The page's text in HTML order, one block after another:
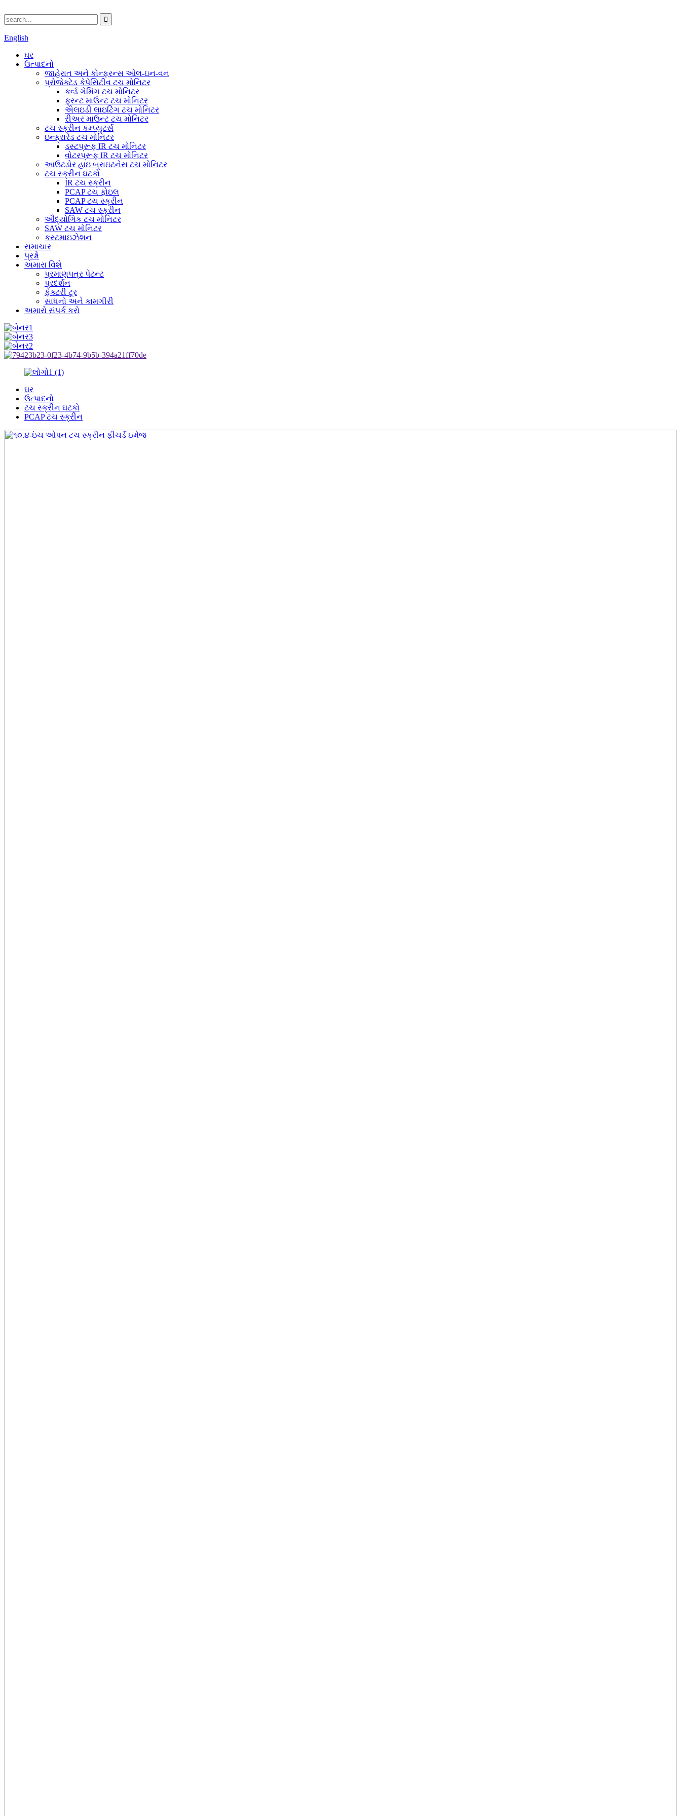
English
ઘર
ઉત્પાદનો
જાહેરાત અને કોન્ફરન્સ ઓલ-ઇન-વન
પ્રોજેક્ટેડ કેપેસિટીવ ટચ મોનિટર
કર્વ્ડ ગેમિંગ ટચ મોનિટર
ફ્રન્ટ માઉન્ટ ટચ મોનિટર
એલઇડી લાઇટિંગ ટચ મોનિટર
રીઅર માઉન્ટ ટચ મોનિટર
ટચ સ્ક્રીન કમ્પ્યુટર્સ
ઇન્ફ્રારેડ ટચ મોનિટર
ડસ્ટપ્રૂફ IR ટચ મોનિટર
વોટરપ્રૂફ IR ટચ મોનિટર
આઉટડોર હાઇ બ્રાઇટનેસ ટચ મોનિટર
ટચ સ્ક્રીન ઘટકો
IR ટચ સ્ક્રીન
PCAP ટચ ફોઇલ
PCAP ટચ સ્ક્રીન
SAW ટચ સ્ક્રીન
ઔદ્યોગિક ટચ મોનિટર
SAW ટચ મોનિટર
કસ્ટમાઇઝેશન
સમાચાર
પ્રશ્નો
અમારા વિશે
પ્રમાણપત્ર પેટન્ટ
પ્રદર્શન
ફેક્ટરી ટૂર
સાધનો અને કામગીરી
અમારો સંપર્ક કરો
ઘર
ઉત્પાદનો
ટચ સ્ક્રીન ઘટકો
PCAP ટચ સ્ક્રીન